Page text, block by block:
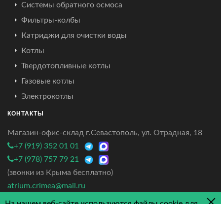
Системы обратного осмоса
Фильтры-колбы
Катриджи для очистки воды
Котлы
Твердотопливные котлы
Газовые котлы
Электрокотлы
КОНТАКТЫ
Магазин-офис-склад г.Севастополь, ул. Отрадная, 18
+7 (919) 352 01 01
+7 (978) 757 79 21
(звонки из Крыма бесплатно)
atrium.crimea@mail.ru